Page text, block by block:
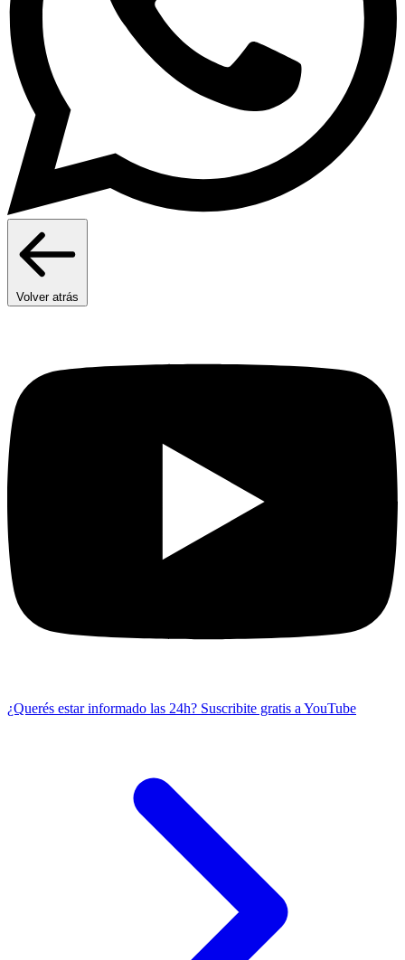
Volver atrás
¿Querés estar informado las 24h? Suscribite gratis a YouTube